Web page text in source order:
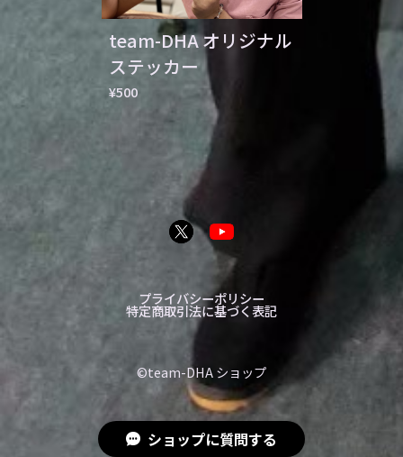
team-DHA オリジナル
ステッカー
¥500
プライバシーポリシー
特定商取引法に基づく表記
©︎team-DHA ショップ
ショップに質問する